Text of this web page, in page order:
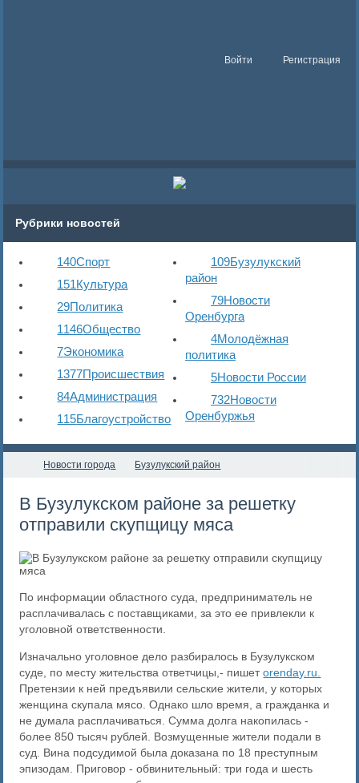
Войти Регистрация
Рубрики новостей
140Спорт
151Культура
29Политика
1146Общество
7Экономика
1377Происшествия
84Администрация
115Благоустройство
109Бузулукский
район
79Новости
Оренбурга
4Молодёжная
политика
5Новости России
732Новости
Оренбуржья
Новости города Бузулукский район
В Бузулукском районе за решетку
отправили скупщицу мяса
По информации областного суда, предприниматель не
расплачивалась с поставщиками, за это ее привлекли к
уголовной ответственности.
Изначально уголовное дело разбиралось в Бузулукском
суде, по месту жительства ответчицы,- пишетorenday.ru.
Претензии к ней предъявили сельские жители, у которых
женщина скупала мясо. Однако шло время, а гражданка и
не думала расплачиваться. Сумма долга накопилась -
более 850 тысяч рублей. Возмущенные жители подали в
суд. Вина подсудимой была доказана по 18 преступным
эпизодам. Приговор - обвинительный: три года и шесть